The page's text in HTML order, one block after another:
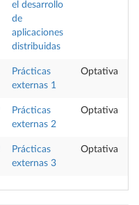
el desarrollo
de
aplicaciones
distribuidas
Prácticas
externas 1
Optativa
Prácticas
externas 2
Optativa
Prácticas
externas 3
Optativa